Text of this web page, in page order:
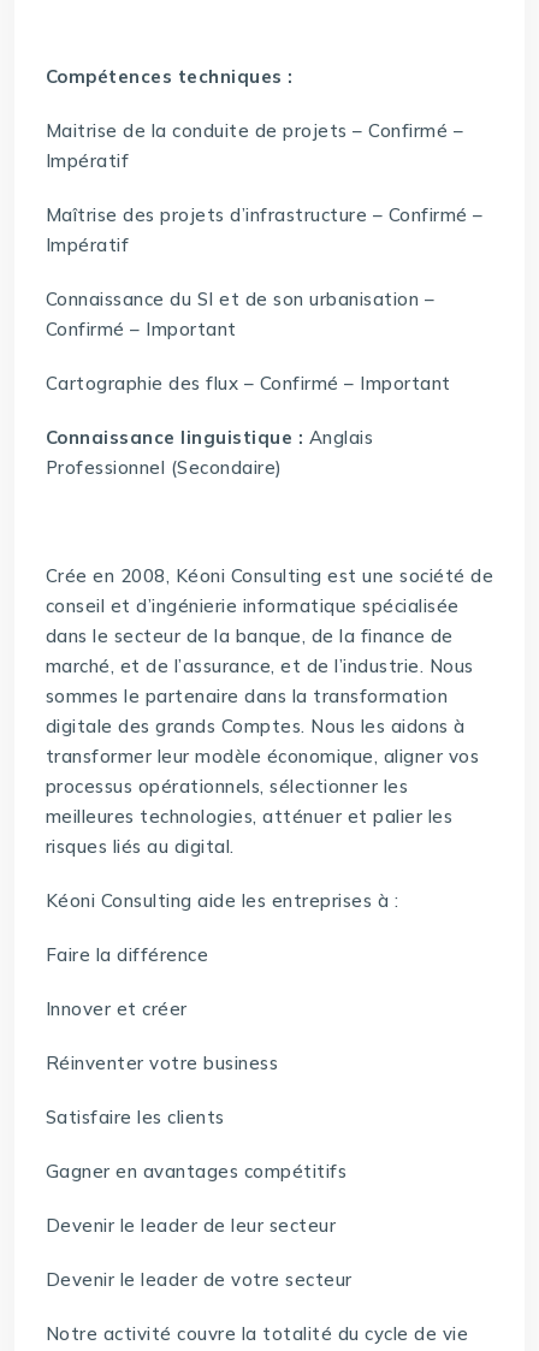
Compétences techniques :
Maitrise de la conduite de projets – Confirmé –
Impératif
Maîtrise des projets d’infrastructure – Confirmé –
Impératif
Connaissance du SI et de son urbanisation –
Confirmé – Important
Cartographie des flux – Confirmé – Important
Connaissance linguistique : Anglais
Professionnel (Secondaire)
Crée en 2008, Kéoni Consulting est une société de
conseil et d’ingénierie informatique spécialisée
dans le secteur de la banque, de la finance de
marché, et de l’assurance, et de l’industrie. Nous
sommes le partenaire dans la transformation
digitale des grands Comptes. Nous les aidons à
transformer leur modèle économique, aligner vos
processus opérationnels, sélectionner les
meilleures technologies, atténuer et palier les
risques liés au digital.
Kéoni Consulting aide les entreprises à :
Faire la différence
Innover et créer
Réinventer votre business
Satisfaire les clients
Gagner en avantages compétitifs
Devenir le leader de leur secteur
Devenir le leader de votre secteur
Notre activité couvre la totalité du cycle de vie